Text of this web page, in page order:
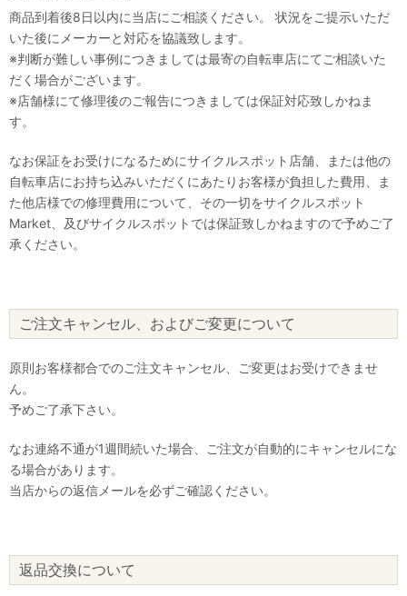
商品到着後8日以内に当店にご相談ください。 状況をご提示いただ
いた後にメーカーと対応を協議致します。
※判断が難しい事例につきましては最寄の自転車店にてご相談いた
だく場合がございます。
※店舗様にて修理後のご報告につきましては保証対応致しかねま
す。
なお保証をお受けになるためにサイクルスポット店舗、または他の
自転車店にお持ち込みいただくにあたりお客様が負担した費用、ま
た他店様での修理費用について、その一切をサイクルスポット
Market、及びサイクルスポットでは保証致しかねますので予めご了
承ください。
ご注文キャンセル、およびご変更について
原則お客様都合でのご注文キャンセル、ご変更はお受けできませ
ん。
予めご了承下さい。
なお連絡不通が1週間続いた場合、ご注文が自動的にキャンセルにな
る場合があります。
当店からの返信メールを必ずご確認ください。
返品交換について